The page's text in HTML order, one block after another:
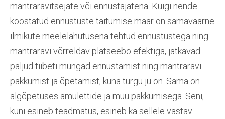
mantraravitsejate või ennustajatena. Kuigi nende
koostatud ennustuste täitumise määr on samaväärne
ilmikute meelelahutusena tehtud ennustustega ning
mantraravi võrreldav platseebo efektiga, jätkavad
paljud tiibeti mungad ennustamist ning mantraravi
pakkumist ja õpetamist, kuna turgu ju on. Sama on
algõpetuses amulettide ja muu pakkumisega. Seni,
kuni esineb teadmatus, esineb ka sellele vastav